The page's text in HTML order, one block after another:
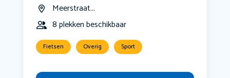
Meerstraat...
8 plekken beschikbaar
Fietsen Overig Sport